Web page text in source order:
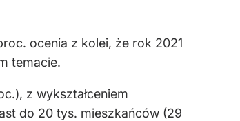
ocenia z kolei, że rok 2021
temacie.
z wykształceniem
do 20 tys. mieszkańców (29